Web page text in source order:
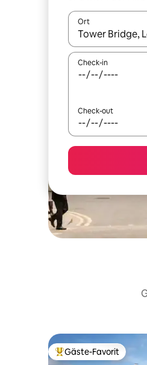
Ort
Wenn
Check-in
Check-out
Beliebter Gäste-Favorit.
Gäste-Favorit